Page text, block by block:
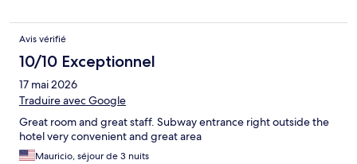
mal entretenu. C'est bruyant. Un cauchemar cet hôtel.
Avis vérifié
10/10 Exceptionnel
17 mai 2026
Traduire avec Google
Great room and great staff. Subway entrance right outside the
hotel very convenient and great area
Mauricio, séjour de 3 nuits